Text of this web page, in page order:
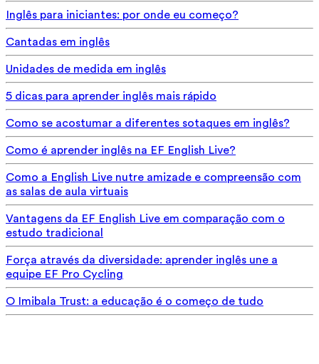
Inglês para iniciantes: por onde eu começo?
Cantadas em inglês
Unidades de medida em inglês
5 dicas para aprender inglês mais rápido
Como se acostumar a diferentes sotaques em inglês?
Como é aprender inglês na EF English Live?
Como a English Live nutre amizade e compreensão com
as salas de aula virtuais
Vantagens da EF English Live em comparação com o
estudo tradicional
Força através da diversidade: aprender inglês une a
equipe EF Pro Cycling
O Imibala Trust: a educação é o começo de tudo